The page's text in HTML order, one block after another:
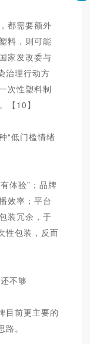
都需要额外
料，则可能
家发改委与
治理行动方
次性塑料制
【10】
“低门槛情绪
体验”；品牌
效率；平台
装冗余，于
性包装，反而
不够
目前更主要的
。